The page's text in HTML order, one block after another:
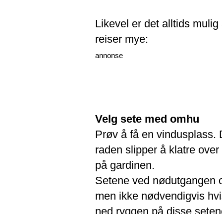
Likevel er det alltids
reiser mye:
annonse
Velg sete med omhu
Prøv å få en vindusplass.
raden slipper å klatre
på gardinen.
Setene ved nødutgangen
men ikke nødvendigvis
ned ryggen på disse